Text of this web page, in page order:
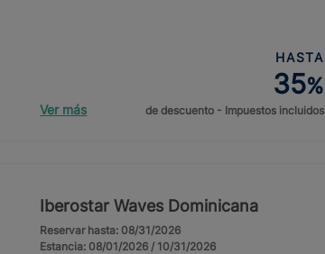
Ver más
HASTA
35%
de descuento - Impuestos incluidos
Iberostar Waves Dominicana
Reservar hasta: 08/31/2026
Estancia: 08/01/2026 / 10/31/2026